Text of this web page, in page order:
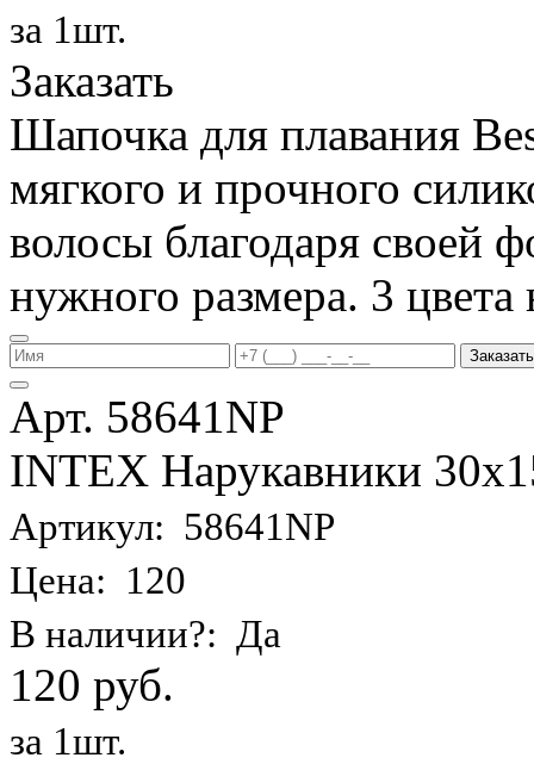
за 1шт.
Заказать
Шапочка для плавания
мягкого и прочного
волосы благодаря своей
нужного размера. 3
Заказать
Арт. 58641NP
INTEX Нарукавники
Артикул: 58641NP
Цена: 120
В наличии?: Да
120 руб.
за 1шт.